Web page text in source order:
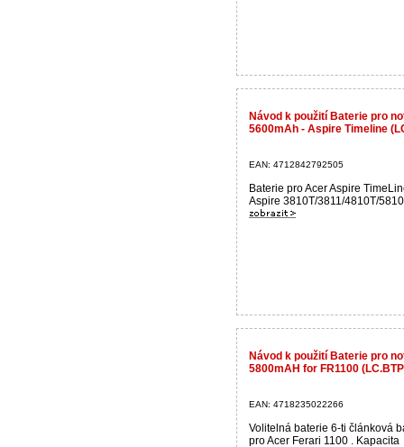
Návod k použití Baterie pro
5600mAh - Aspire Timeline
EAN: 4712842792505
Baterie pro Acer Aspire
Aspire 3810T/3811/4810T/
Návod k použití Baterie pro
5800mAH for FR1100
EAN: 4718235022266
Volitelná baterie 6-ti článková
pro Acer Ferari 1100 . Kapacita